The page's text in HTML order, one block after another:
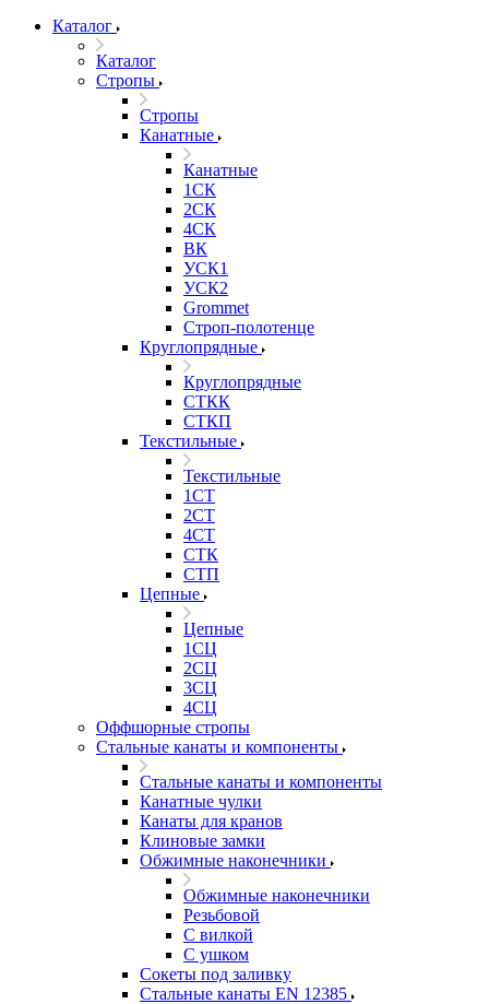
Каталог
Каталог
Стропы
Стропы
Канатные
Канатные
1СК
2СК
4СК
ВК
УСК1
УСК2
Grommet
Строп-полотенце
Круглопрядные
Круглопрядные
СТКК
СТКП
Текстильные
Текстильные
1СТ
2СТ
4СТ
СТК
СТП
Цепные
Цепные
1СЦ
2СЦ
3СЦ
4СЦ
Оффшорные стропы
Стальные канаты и компоненты
Стальные канаты и компоненты
Канатные чулки
Канаты для кранов
Клиновые замки
Обжимные наконечники
Обжимные наконечники
Резьбовой
С вилкой
С ушком
Сокеты под заливку
Стальные канаты EN 12385